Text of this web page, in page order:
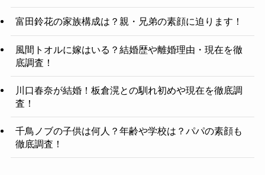
富田鈴花の家族構成は？親・兄弟の素顔に迫ります！
風間トオルに嫁はいる？結婚歴や離婚理由・現在を徹
底調査！
川口春奈が結婚！板倉滉との馴れ初めや現在を徹底調
査！
千鳥ノブの子供は何人？年齢や学校は？パパの素顔も
徹底調査！